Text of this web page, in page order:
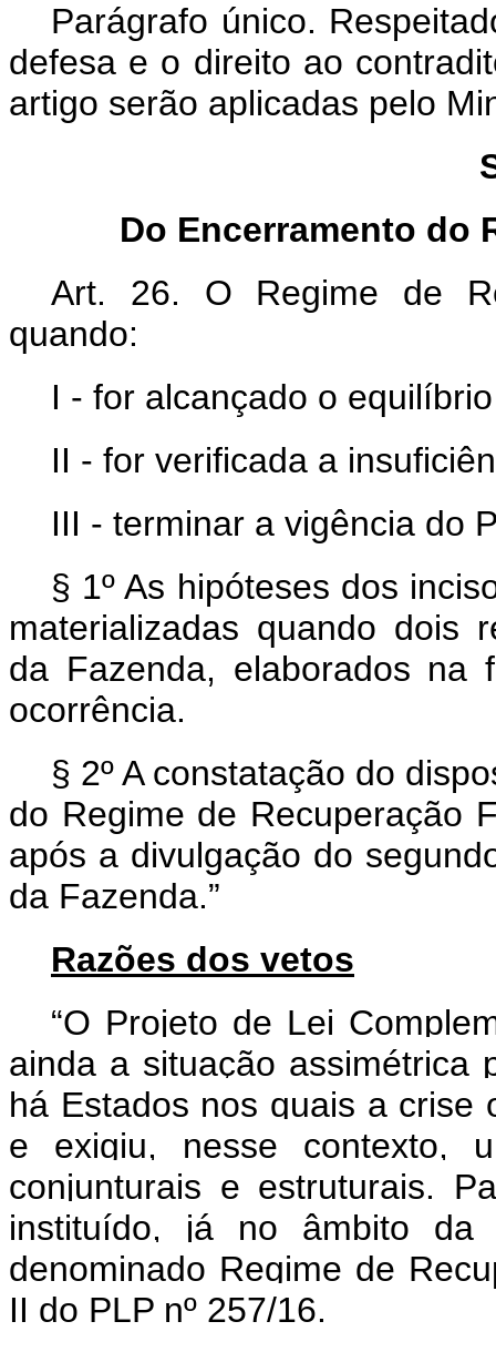
Parágrafo único.
defesa e o direito ao
artigo serão aplicadas pelo
Do Encerramento do
Art. 26. O Regime de
quando:
I - for alcançado o
II - for verificada a
III - terminar a vigência do
§ 1º As hipóteses dos
materializadas quando dois
da Fazenda, elaborados
ocorrência.
§ 2º A constatação do
do Regime de Recuperação
após a divulgação do
da Fazenda.”
Razões dos vetos
“O Projeto de Lei
ainda a situação assimétrica
há Estados nos quais a crise
e exigiu, nesse contexto,
conjunturais e estruturais.
instituído, já no âmbito da
denominado Regime de
II do PLP nº 257/16.